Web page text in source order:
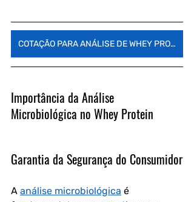
COTAÇÃO PARA ANÁLISE DE WHEY PROTEIN
Importância da Análise
Microbiológica no Whey Protein
Garantia da Segurança do Consumidor
A análise microbiológica é